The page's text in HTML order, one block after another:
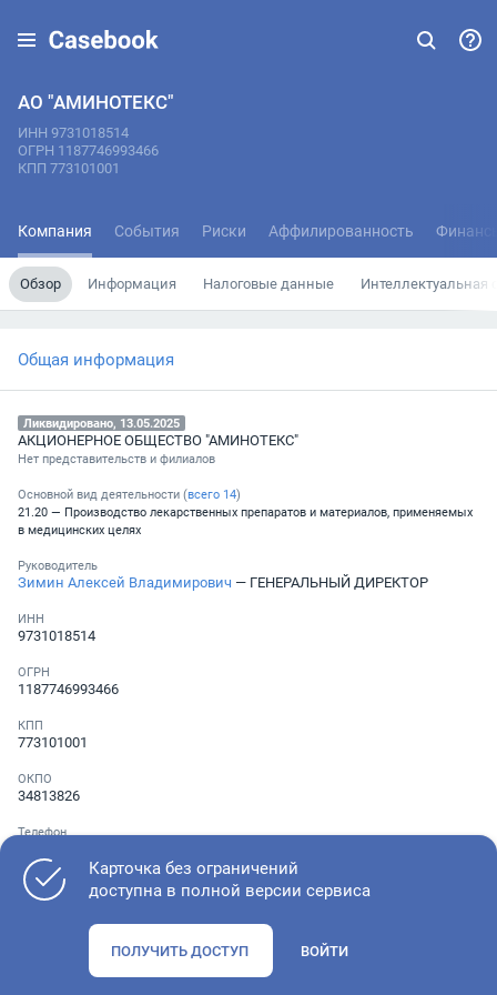
АО "АМИНОТЕКС"
ИНН 9731018514
ОГРН 1187746993466
КПП 773101001
Компания События Риски Аффилированность
Обзор Информация Налоговые данные Интеллектуальная
Общая информация
Ликвидировано, 13.05.2025
АКЦИОНЕРНОЕ ОБЩЕСТВО "АМИНОТЕКС"
Нет представительств и филиалов
Основной вид деятельности (всего 14)
21.20 — Производство лекарственных препаратов и материалов, применяемых
в медицинских целях
Руководитель
Зимин Алексей Владимирович — ГЕНЕРАЛЬНЫЙ ДИРЕКТОР
ИНН
9731018514
ОГРН
1187746993466
КПП
773101001
ОКПО
34813826
Телефон
Как оценить состояние компании
Карточка без ограничений
доступна в полной версии сервиса
ПОЛУЧИТЬ ДОСТУП ВОЙТИ